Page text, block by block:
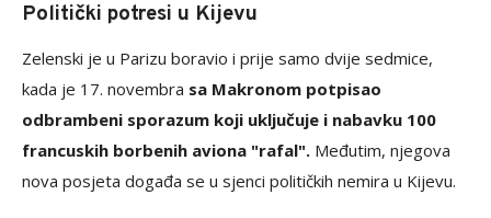
Politički potresi u Kijevu
Zelenski je u Parizu boravio i prije samo dvije sedmice,
kada je 17. novembra sa Makronom potpisao
odbrambeni sporazum koji uključuje i nabavku 100
francuskih borbenih aviona "rafal". Međutim, njegova
nova posjeta događa se u sjenci političkih nemira u Kijevu.